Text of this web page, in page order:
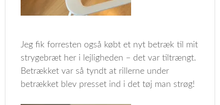
Jeg fik forresten også købt et nyt betræk til mit
strygebræt her i lejligheden – det var tiltrængt.
Betrækket var så tyndt at rillerne under
betrækket blev presset ind i det tøj man strøg!